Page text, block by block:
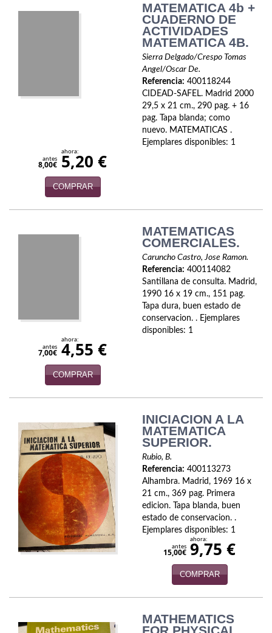
Informática
Literatura fantástica
Literatura hispanoamericana
Local
Novela Extranjera
Novela histórica
Novela negra
Novela romántica
Otros idiomas
Papás, Mamás, bebés...
MATEMATICA 4b +
CUADERNO DE
ACTIVIDADES
MATEMATICA 4B.
Sierra Delgado/Crespo Tomas
Angel/Oscar De.
Referencia: 400118244
CIDEAD-SAFEL. Madrid 2000
29,5 x 21 cm., 290 pag. + 16
pag. Tapa blanda; como
nuevo. MATEMATICAS .
Ejemplares disponibles: 1
antes
8,00€
ahora:
5,20 €
COMPRAR
MATEMATICAS
COMERCIALES.
Caruncho Castro, Jose Ramon.
Referencia: 400114082
Santillana de consulta. Madrid,
1990 16 x 19 cm., 151 pag.
Tapa dura, buen estado de
conservacion. . Ejemplares
disponibles: 1
antes
7,00€
ahora:
4,55 €
COMPRAR
INICIACION A LA
MATEMATICA
SUPERIOR.
Rubio, B.
Referencia: 400113273
Alhambra. Madrid, 1969 16 x
21 cm., 369 pag. Primera
edicion. Tapa blanda, buen
estado de conservacion. .
Ejemplares disponibles: 1
antes
15,00€
ahora:
9,75 €
COMPRAR
MATHEMATICS